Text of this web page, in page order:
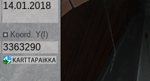
14.01.2018
Koord. Y(I)
3363290